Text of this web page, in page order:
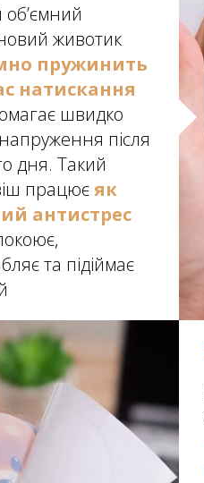
об’ємний
животик
пружинить
натискання
швидко
після
дня. Такий
працюєяк
антистрес
та підіймає